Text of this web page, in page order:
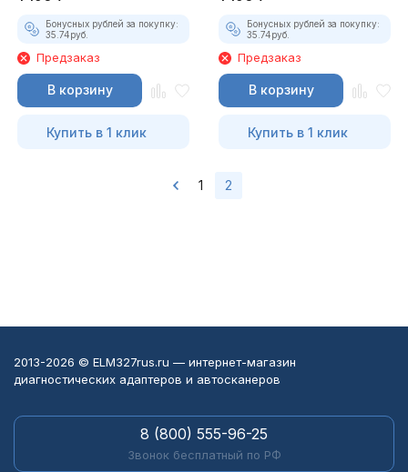
Бонусных рублей за покупку:
35.74руб.
Предзаказ
В корзину
Купить в 1 клик
Бонусных рублей за покупку:
35.74руб.
Предзаказ
В корзину
Купить в 1 клик
1 2
2013-2026 © ELM327rus.ru — интернет-магазин
диагностических адаптеров и автосканеров
8 (800) 555-96-25
Звонок бесплатный по РФ